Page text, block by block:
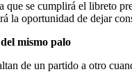
se cumplirá el libreto
la oportunidad de dejar
mismo palo
de un partido a otro